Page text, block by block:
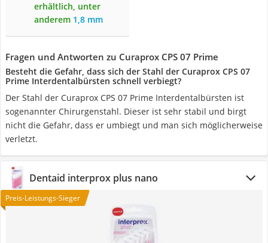
erhältlich, unter
anderem 1,8 mm
Fragen und Antworten zu Curaprox CPS 07 Prime
Besteht die Gefahr, dass sich der Stahl der Curaprox CPS 07
Prime Interdentalbürsten schnell verbiegt?
Der Stahl der Curaprox CPS 07 Prime Interdentalbürsten ist
sogenannter Chirurgenstahl. Dieser ist sehr stabil und birgt
nicht die Gefahr, dass er umbiegt und man sich möglicherweise
verletzt.
Dentaid interprox plus nano
Preis-Leistungs-Sieger